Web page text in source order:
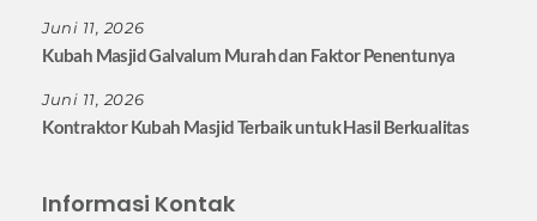
Juni 11, 2026
Kubah Masjid Galvalum Murah dan Faktor Penentunya
Juni 11, 2026
Kontraktor Kubah Masjid Terbaik untuk Hasil Berkualitas
Informasi Kontak